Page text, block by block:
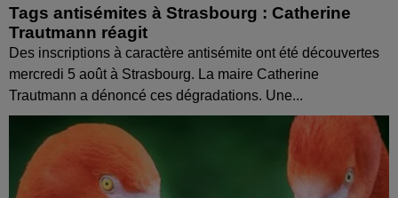
Tags antisémites à Strasbourg : Catherine
Trautmann réagit
Des inscriptions à caractère antisémite ont été découvertes
mercredi 5 août à Strasbourg. La maire Catherine
Trautmann a dénoncé ces dégradations. Une...